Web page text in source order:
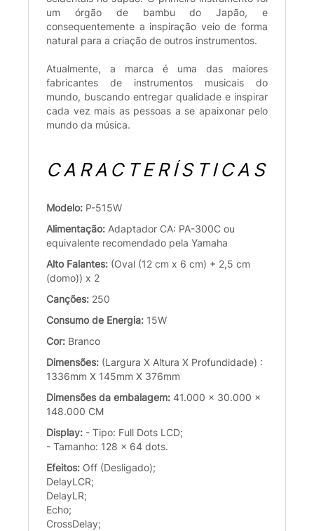
um órgão de bambu do Japão, e
consequentemente a inspiração veio de forma
natural para a criação de outros instrumentos.
Atualmente, a marca é uma das maiores
fabricantes de instrumentos musicais do
mundo, buscando entregar qualidade e inspirar
cada vez mais as pessoas a se apaixonar pelo
mundo da música.
CARACTERÍSTICAS
Modelo: P-515W
Alimentação: Adaptador CA: PA-300C ou
equivalente recomendado pela Yamaha
Alto Falantes: (Oval (12 cm x 6 cm) + 2,5 cm
(domo)) x 2
Canções: 250
Consumo de Energia: 15W
Cor: Branco
Dimensões: (Largura X Altura X Profundidade) :
1336mm X 145mm X 376mm
Dimensões da embalagem: 41.000 x 30.000 x
148.000 CM
Display: - Tipo: Full Dots LCD;
- Tamanho: 128 x 64 dots.
Efeitos: Off (Desligado);
DelayLCR;
DelayLR;
Echo;
CrossDelay;